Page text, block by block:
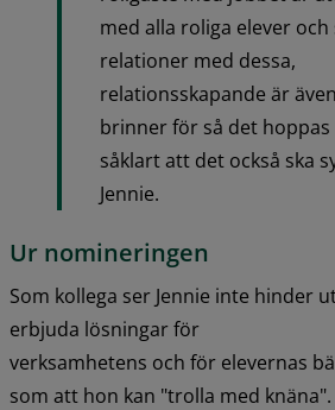
med alla roliga elever och
relationer med dessa,
relationsskapande är
brinner för så det hoppas
såklart att det också ska
Jennie.
Ur nomineringen
Som kollega ser Jennie inte hinder
erbjuda lösningar för
verksamhetens och för elevernas
som att hon kan "trolla med